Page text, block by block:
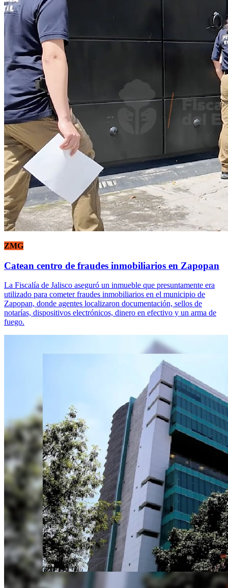
ZMG
Catean centro de fraudes inmobiliarios en Zapopan
La Fiscalía de Jalisco aseguró un inmueble que presuntamente era
utilizado para cometer fraudes inmobiliarios en el municipio de
Zapopan, donde agentes localizaron documentación, sellos de
notarías, dispositivos electrónicos, dinero en efectivo y un arma de
fuego.